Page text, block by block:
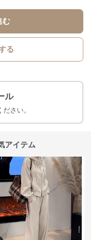
む
る
ル
さい。
アイテム